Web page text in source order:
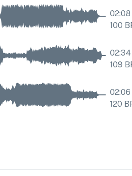
02:08
100
02:34
109
02:06
120